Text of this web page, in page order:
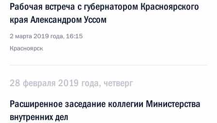
Рабочая встреча с губернатором Красноярского
края Александром Уссом
2 марта 2019 года, 16:15
Красноярск
28 февраля 2019 года, четверг
Расширенное заседание коллегии Министерства
внутренних дел